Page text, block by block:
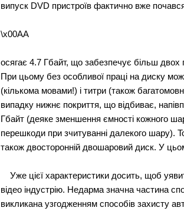
випуск DVD пристроїв фактично вже
\x00AA
осягає 4.7 Гбайт, що забезпечує більш двох
При цьому без особливої праці на диску
(кількома мовами!) і титри (також
випадку нижнє покриття, що відбиває,
Гбайт (деяке зменшення ємності кожного
перешкоди при зчитуванні далекого шару).
також двосторонній двошаровий диск. У
Уже цієї характеристики досить, щоб
відео індустрію. Недарма значна частина
викликана узгодженням способів захисту